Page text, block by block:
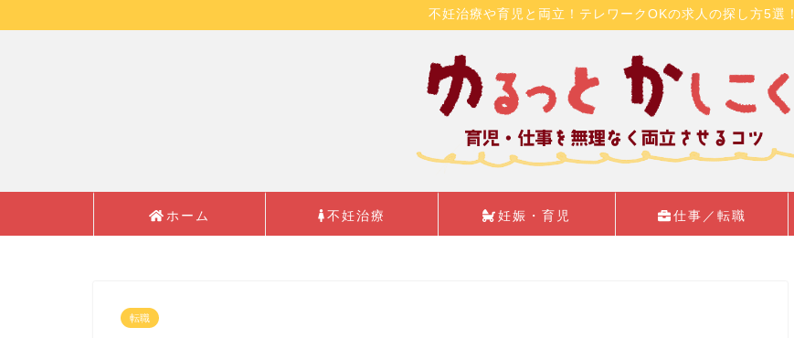
不妊治療や育児と両立！テレワークOKの求人の探し方5選！
ホーム 不妊治療 妊娠・育児 仕事／転職
転職